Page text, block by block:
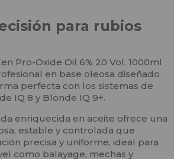
para rubios
Pro-Oxide Oil 6% 20 Vol. 1000ml
en base oleosa diseñado
perfecta con los sistemas de
IQ 8 y Blonde IQ 9+.
enriquecida en aceite ofrece una
estable y controlada que
precisa y uniforme, ideal para
como balayage, mechas y